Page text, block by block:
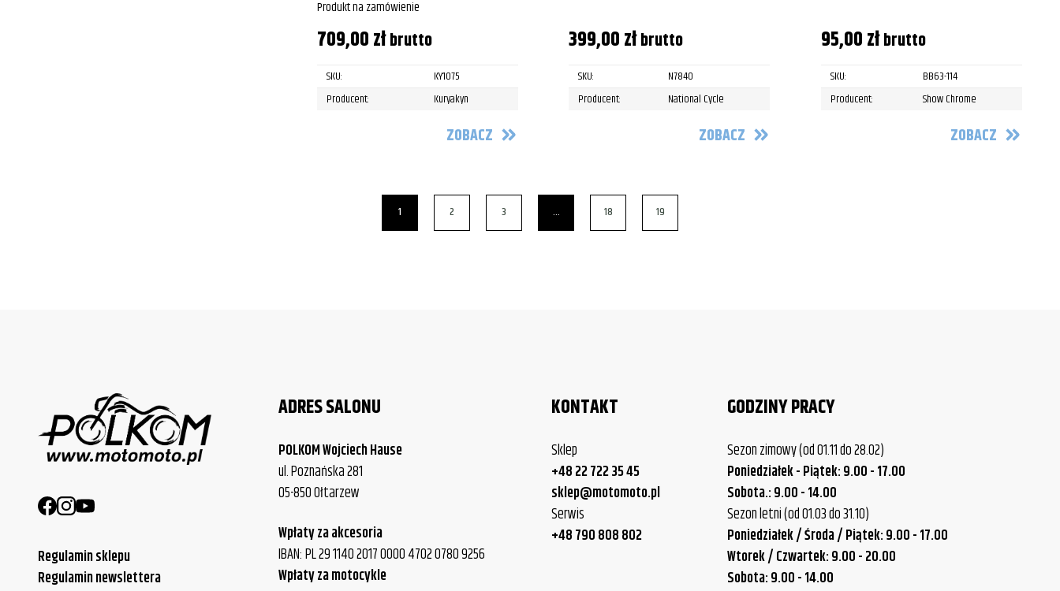
Produkt na zamówienie
709,00złbrutto
SKU:
KY1075
Producent:
Kuryakyn
ZOBACZ
399,00złbrutto
SKU:
N7840
Producent:
National Cycle
ZOBACZ
95,00złbrutto
SKU:
BB63-114
Producent:
Show Chrome
ZOBACZ
1 2 3 … 18 19
Regulamin sklepu
Regulamin newslettera
ADRES SALONU
POLKOM Wojciech Hause
ul. Poznańska 281
05-850 Ołtarzew
Wpłaty za akcesoria
IBAN: PL 29 1140 2017 0000 4702 0780 9256
Wpłaty za motocykle
KONTAKT
Sklep
+48 22 722 35 45
sklep@motomoto.pl
Serwis
+48 790 808 802
GODZINY PRACY
Sezon zimowy (od 01.11 do 28.02)
Poniedziałek - Piątek: 9.00 - 17.00
Sobota.: 9.00 - 14.00
Sezon letni (od 01.03 do 31.10)
Poniedziałek / Środa / Piątek: 9.00 - 17.00
Wtorek / Czwartek: 9.00 - 20.00
Sobota: 9.00 - 14.00